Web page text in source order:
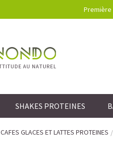
Première
SHAKES PROTEINES
CAFES GLACES ET LATTES PROTEINES